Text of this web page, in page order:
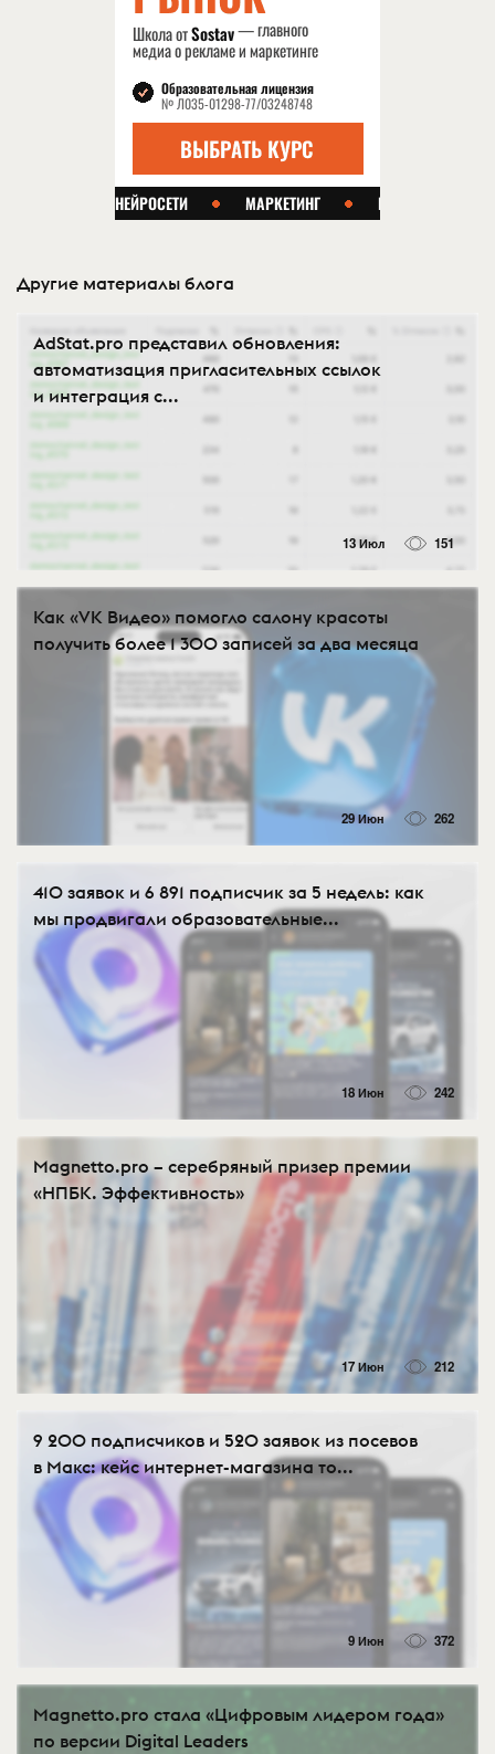
Другие материалы блога
AdStat.pro представил обновления:
автоматизация пригласительных ссылок
и интеграция с...
13 Июл 151
Как «VK Видео» помогло салону красоты
получить более 1 300 записей за два месяца
29 Июн 262
410 заявок и 6 891 подписчик за 5 недель: как
мы продвигали образовательные...
18 Июн 242
Magnetto.pro – серебряный призер премии
«НПБК. Эффективность»
17 Июн 212
9 200 подписчиков и 520 заявок из посевов
в Макс: кейс интернет-магазина то...
9 Июн 372
Magnetto.pro стала «Цифровым лидером года»
по версии Digital Leaders